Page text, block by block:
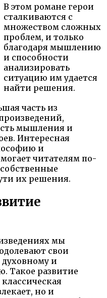
В этом романе герои
сталкиваются с
множеством сложных
проблем, и только
благодаря мышлению
и способности
анализировать
ситуацию им удается
найти решения.
часть из
мышления и
Интересная
и
читателям по-
их решения.
мы
свои
и
Такое развитие
но и